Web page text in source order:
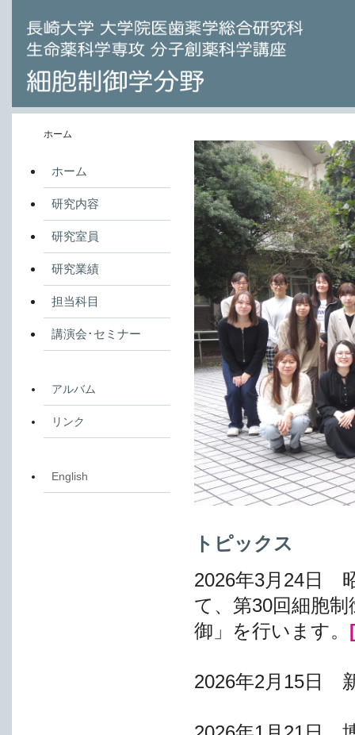
ホーム
トピックス
2026年3月24日
て、第30回細胞
御」を行います。
2026年2月15日
ホーム
研究内容
研究室員
研究業績
担当科目
講演会･セミナー
アルバム
リンク
English